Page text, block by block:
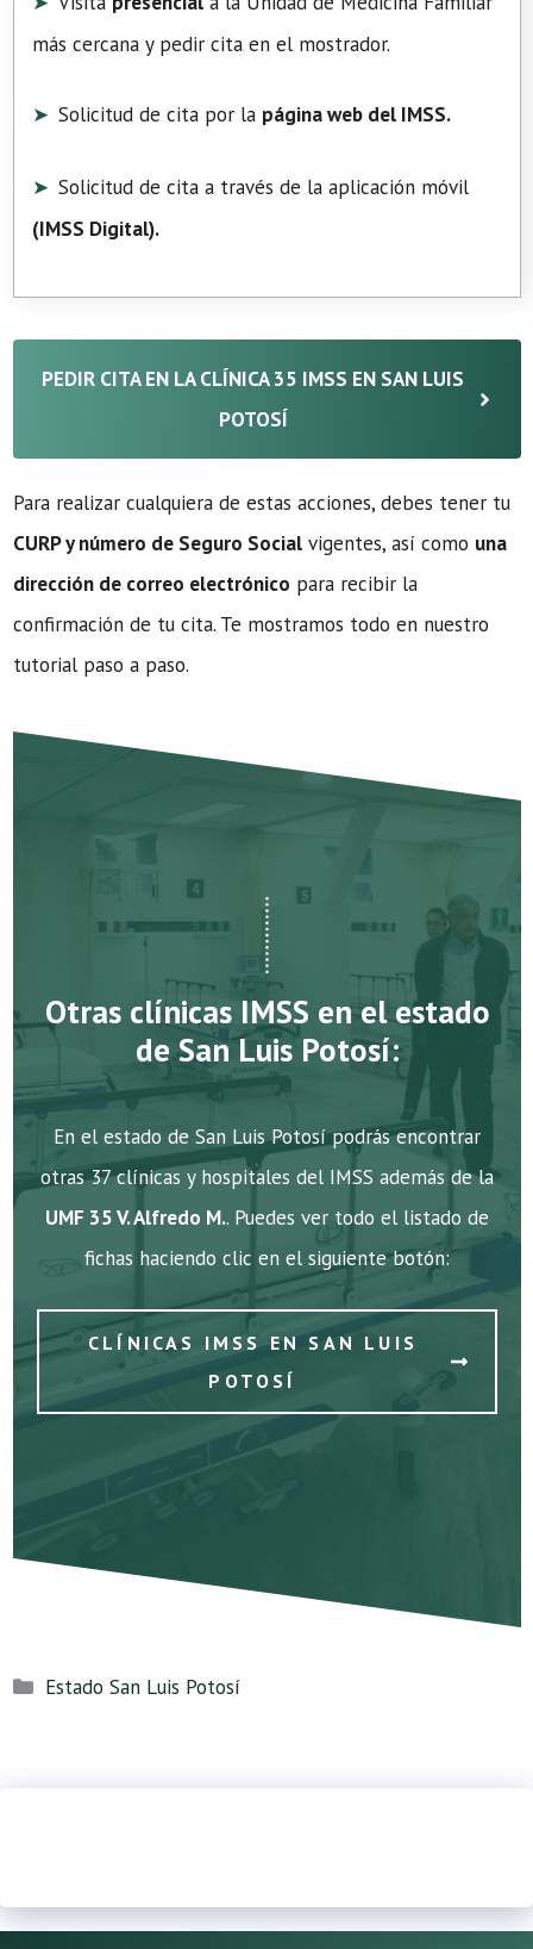
más cercana y pedir cita en el mostrador.
Solicitud de cita por la página web del IMSS.
Solicitud de cita a través de la aplicación móvil
(IMSS Digital).
PEDIR CITA EN LA CLÍNICA 35 IMSS EN SAN LUIS
POTOSÍ
Para realizar cualquiera de estas acciones, debes tener tu
CURP y número de Seguro Social vigentes, así como una
dirección de correo electrónico para recibir la
confirmación de tu cita. Te mostramos todo en nuestro
tutorial paso a paso.
Otras clínicas IMSS en el estado
de San Luis Potosí:
En el estado de San Luis Potosí podrás encontrar
otras 37 clínicas y hospitales del IMSS además de la
UMF 35 V. Alfredo M.. Puedes ver todo el listado de
fichas haciendo clic en el siguiente botón:
CLÍNICAS IMSS EN SAN LUIS
POTOSÍ
Categorías
Estado San Luis Potosí